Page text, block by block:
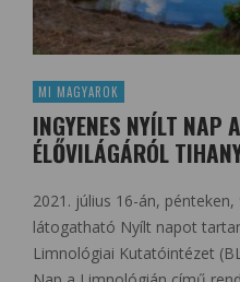
MI MAGYAROK
INGYENES NYÍLT NAP
ÉLŐVILÁGÁRÓL
2021. július 16-án,
látogatható Nyílt napot
Limnológiai Kutatóintézet